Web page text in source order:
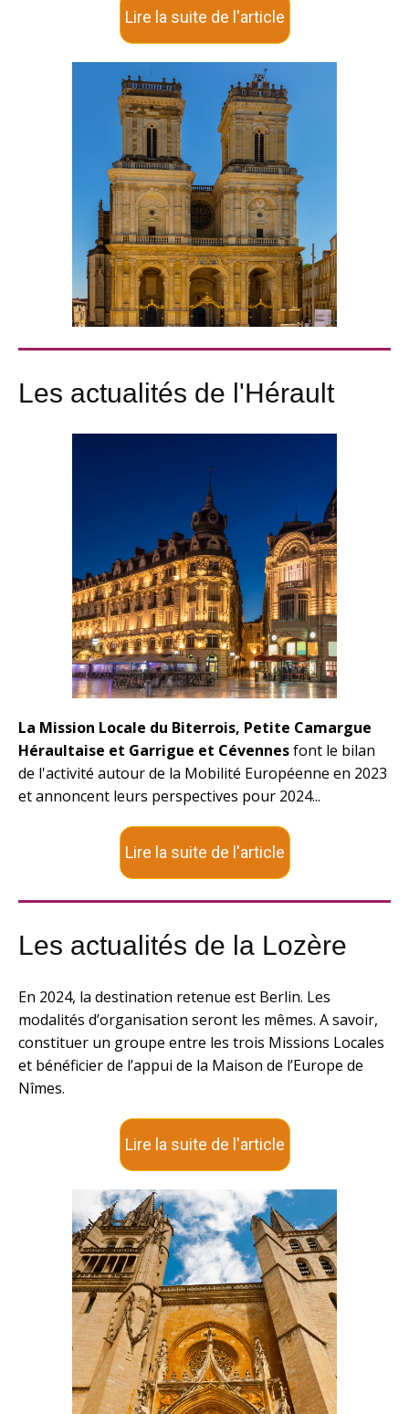
Lire la suite de l'article
Les actualités de l'Hérault
La Mission Locale du Biterrois, Petite Camargue
Héraultaise et Garrigue et Cévennesfont le bilan
de l'activité autour de la Mobilité Européenne en 2023
et annoncent leurs perspectives pour 2024...
Lire la suite de l'article
Les actualités de la Lozère
En 2024, la destination retenue est Berlin. Les
modalités d’organisation seront les mêmes. A savoir,
constituer un groupe entre les trois Missions Locales
et bénéficier de l’appui de la Maison de l’Europe de
Nîmes.
Lire la suite de l'article